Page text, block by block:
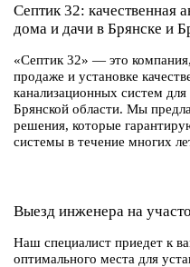
Септик 32: качественная
дома и дачи в Брянске и
«Септик 32» — это
продаже и установке
канализационных систем
Брянской области. Мы
решения, которые
системы в течение многих
Выезд инженера на
Наш специалист приедет к
оптимального места для